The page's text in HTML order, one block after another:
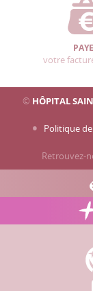
votre
© HÔPITAL
Politique
Retrouvez-